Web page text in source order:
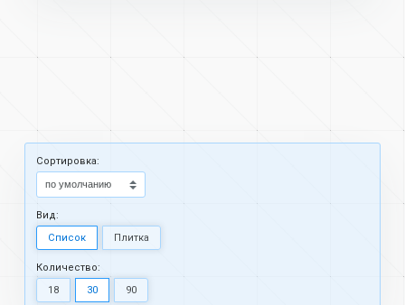
Cортировка:
Вид:
Список
Плитка
Количество:
18
30 90